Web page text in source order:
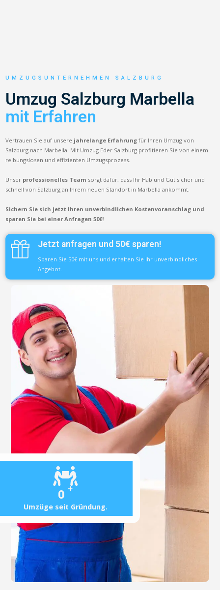
0 +
Umzüge seit Gründung.
UMZUGSUNTERNEHMEN SALZBURG
Umzug Salzburg Marbella
mit Erfahren
Vertrauen Sie auf unsere jahrelange Erfahrung für Ihren Umzug von
Salzburg nach Marbella. Mit Umzug Eder Salzburg profitieren Sie von einem
reibungslosen und effizienten Umzugsprozess.
Unser professionelles Team sorgt dafür, dass Ihr Hab und Gut sicher und
schnell von Salzburg an Ihrem neuen Standort in Marbella ankommt.
Sichern Sie sich jetzt Ihren unverbindlichen Kostenvoranschlag und
sparen Sie bei einer Anfragen 50€!
Jetzt anfragen und 50€ sparen!
Sparen Sie 50€ mit uns und erhalten Sie Ihr unverbindliches
Angebot.